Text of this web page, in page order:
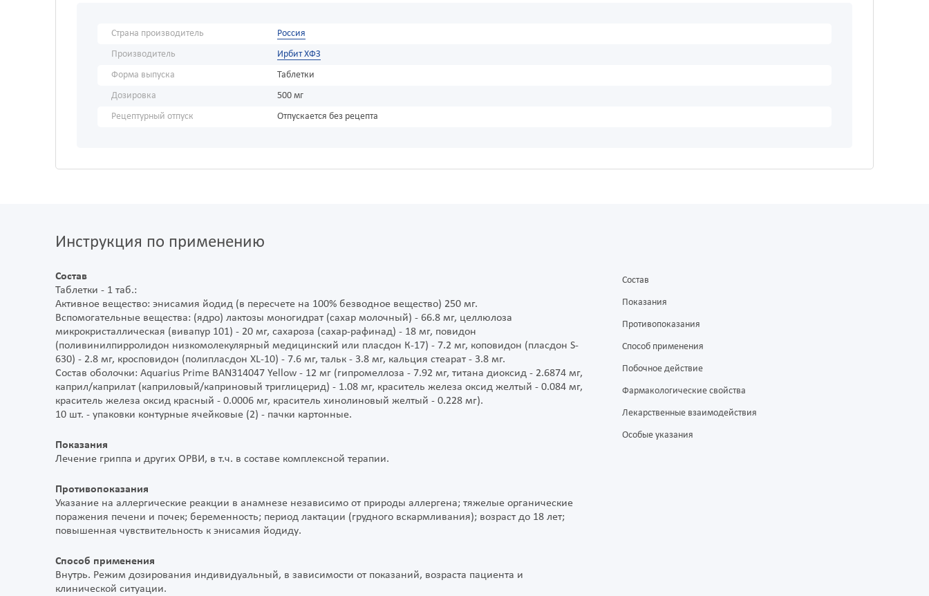
Страна производитель
Россия
Производитель
Ирбит ХФЗ
Форма выпуска
Таблетки
Дозировка
500 мг
Рецептурный отпуск
Отпускается без рецепта
Инструкция по применению
Состав
Таблетки - 1 таб.:
Активное вещество: энисамия йодид (в пересчете на 100% безводное вещество) 250 мг.
Вспомогательные вещества: (ядро) лактозы моногидрат (сахар молочный) - 66.8 мг, целлюлоза
микрокристаллическая (вивапур 101) - 20 мг, сахароза (сахар-рафинад) - 18 мг, повидон
(поливинилпирролидон низкомолекулярный медицинский или пласдон К-17) - 7.2 мг, коповидон (пласдон S-
630) - 2.8 мг, кросповидон (полипласдон XL-10) - 7.6 мг, тальк - 3.8 мг, кальция стеарат - 3.8 мг.
Состав оболочки: Aquarius Prime BAN314047 Yellow - 12 мг (гипромеллоза - 7.92 мг, титана диоксид - 2.6874 мг,
каприл/каприлат (каприловый/каприновый триглицерид) - 1.08 мг, краситель железа оксид желтый - 0.084 мг,
краситель железа оксид красный - 0.0006 мг, краситель хинолиновый желтый - 0.228 мг).
10 шт. - упаковки контурные ячейковые (2) - пачки картонные.
Показания
Лечение гриппа и других ОРВИ, в т.ч. в составе комплексной терапии.
Противопоказания
Указание на аллергические реакции в анамнезе независимо от природы аллергена; тяжелые органические
поражения печени и почек; беременность; период лактации (грудного вскармливания); возраст до 18 лет;
повышенная чувствительность к энисамия йодиду.
Способ применения
Внутрь. Режим дозирования индивидуальный, в зависимости от показаний, возраста пациента и
клинической ситуации.
Состав
Показания
Противопоказания
Способ применения
Побочное действие
Фармакологические свойства
Лекарственные взаимодействия
Особые указания